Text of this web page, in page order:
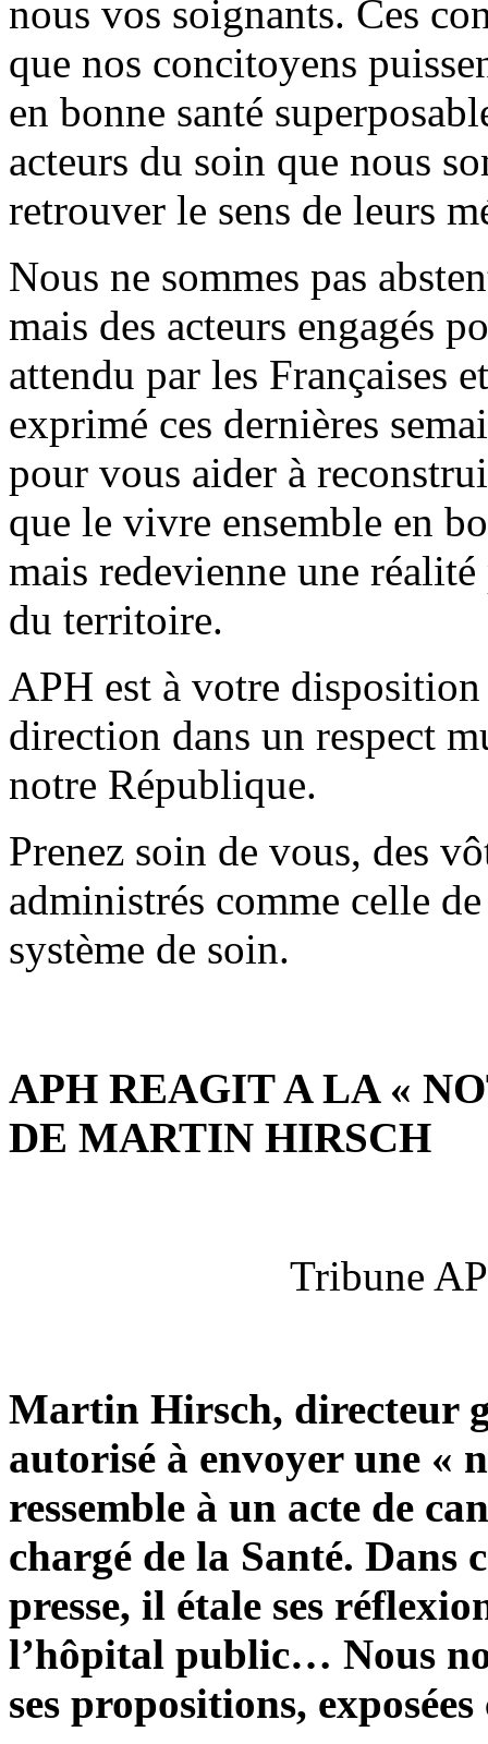
nous vos soignants. Ces
que nos concitoyens
en bonne santé
acteurs du soin que nous
retrouver le sens de leurs
Nous ne sommes pas
mais des acteurs engagés
attendu par les Françaises
exprimé ces dernières
pour vous aider à
que le vivre ensemble en
mais redevienne une
du territoire.
APH est à votre
direction dans un respect
notre République.
Prenez soin de vous, des
administrés comme celle
système de soin.
APH REAGIT A LA «
DE MARTIN HIRSCH
Tribune
Martin Hirsch, directeur
autorisé à envoyer une «
ressemble à un acte de
chargé de la Santé. Dans
presse, il étale ses
l’hôpital public… Nous
ses propositions,